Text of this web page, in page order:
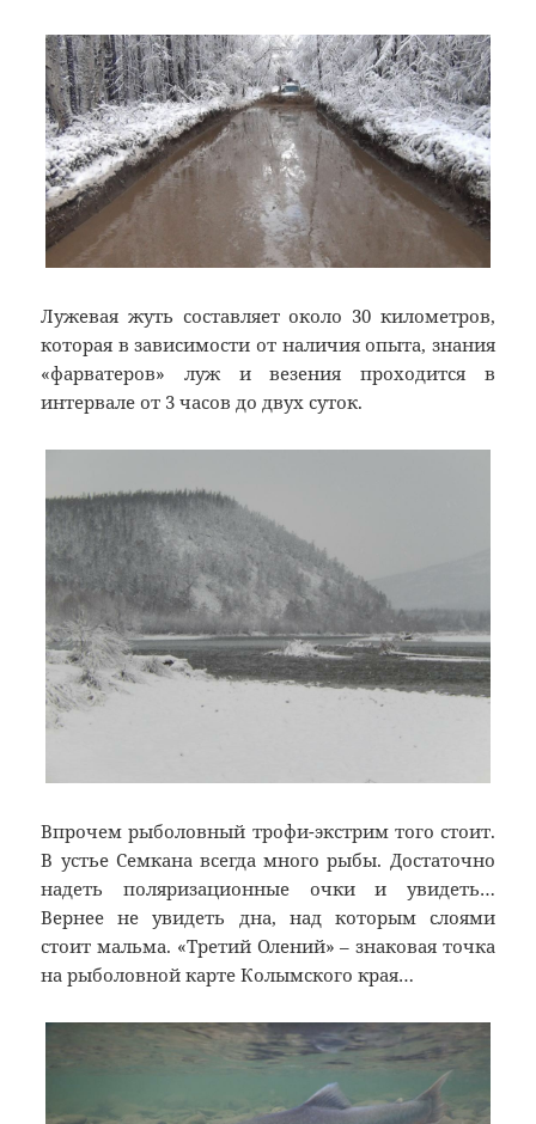
Лужевая жуть составляет около 30 километров,
которая в зависимости от наличия опыта, знания
«фарватеров» луж и везения проходится в
интервале от 3 часов до двух суток.
Впрочем рыболовный трофи-экстрим того стоит.
В устье Семкана всегда много рыбы. Достаточно
надеть поляризационные очки и увидеть…
Вернее не увидеть дна, над которым слоями
стоит мальма. «Третий Олений» – знаковая точка
на рыболовной карте Колымского края…